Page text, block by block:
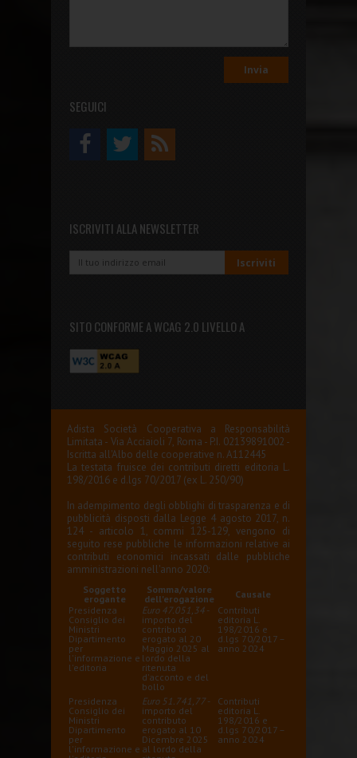
SEGUICI
ISCRIVITI ALLA NEWSLETTER
SITO CONFORME A WCAG 2.0 LIVELLO A
Adista Società Cooperativa a Responsabilità
Limitata - Via Acciaioli 7, Roma - P.I. 02139891002 -
Iscritta all'Albo delle cooperative n. A112445
La testata fruisce dei contributi diretti editoria L.
198/2016 e d.lgs 70/2017 (ex L. 250/90)
In adempimento degli obblighi di trasparenza e di
pubblicità disposti dalla Legge 4 agosto 2017, n.
124 - articolo 1, commi 125-129, vengono di
seguito rese pubbliche le informazioni relative ai
contributi economici incassati dalle pubbliche
amministrazioni nell'anno 2020:
Soggetto
erogante
Somma/valore
dell'erogazione
Causale
Presidenza
Consiglio dei
Ministri
Dipartimento
per
l'informazione e
l'editoria
Euro 47.051,34 -
importo del
contributo
erogato al 20
Maggio 2025 al
lordo della
ritenuta
d'acconto e del
bollo
Contributi
editoria L.
198/2016 e
d.lgs 70/2017 –
anno 2024
Presidenza
Consiglio dei
Ministri
Dipartimento
per
l'informazione e
Euro 51.741,77 -
importo del
contributo
erogato al 10
Dicembre 2025
al lordo della
Contributi
editoria L.
198/2016 e
d.lgs 70/2017 –
anno 2024